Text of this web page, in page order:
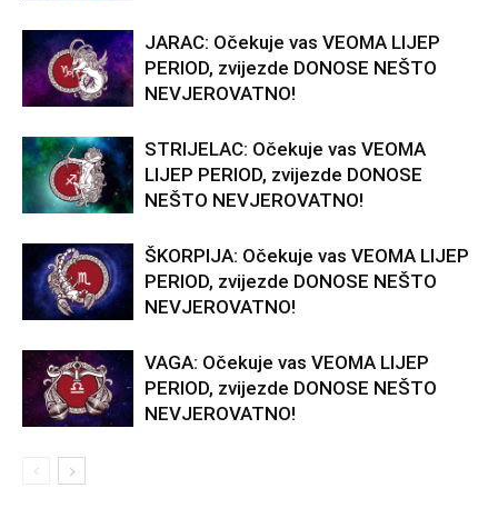
JARAC: Očekuje vas VEOMA LIJEP
PERIOD, zvijezde DONOSE NEŠTO
NEVJEROVATNO!
STRIJELAC: Očekuje vas VEOMA
LIJEP PERIOD, zvijezde DONOSE
NEŠTO NEVJEROVATNO!
ŠKORPIJA: Očekuje vas VEOMA LIJEP
PERIOD, zvijezde DONOSE NEŠTO
NEVJEROVATNO!
VAGA: Očekuje vas VEOMA LIJEP
PERIOD, zvijezde DONOSE NEŠTO
NEVJEROVATNO!